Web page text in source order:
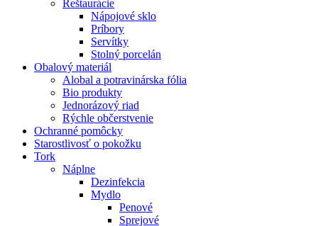
Reštaurácie
Nápojové sklo
Príbory
Servítky
Stolný porcelán
Obalový materiál
Alobal a potravinárska fólia
Bio produkty
Jednorázový riad
Rýchle občerstvenie
Ochranné pomôcky
Starostlivosť o pokožku
Tork
Náplne
Dezinfekcia
Mydlo
Penové
Sprejové